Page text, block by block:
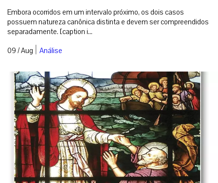
Embora ocorridos em um intervalo próximo, os dois casos
possuem natureza canônica distinta e devem ser compreendidos
separadamente. [caption i...
09 / Aug | Análise